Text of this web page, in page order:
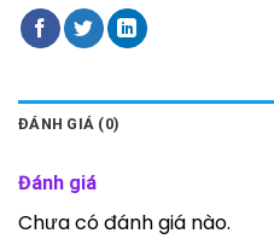
ĐÁNH GIÁ (0)
Đánh giá
Chưa có đánh giá nào.